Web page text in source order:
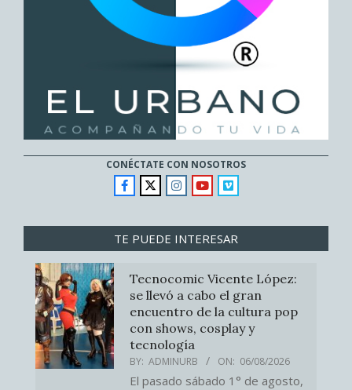
CONÉCTATE CON NOSOTROS
TE PUEDE INTERESAR
Tecnocomic Vicente López:
se llevó a cabo el gran
encuentro de la cultura pop
con shows, cosplay y
tecnología
BY: ADMINURB ON: 06/08/2026
El pasado sábado 1° de agosto,